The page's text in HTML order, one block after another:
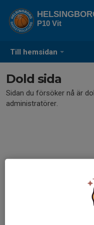
Till hemsidan
P10 Vit
Dold sida
Sidan du försöker nå är
administratörer.